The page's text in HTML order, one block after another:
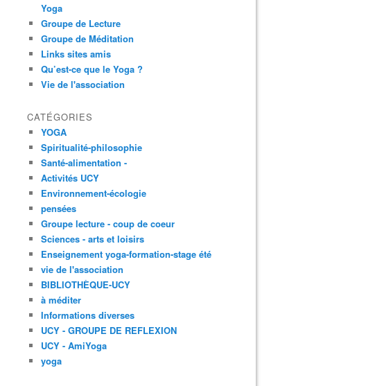
Yoga
Groupe de Lecture
Groupe de Méditation
Links sites amis
Qu’est-ce que le Yoga ?
Vie de l'association
CATÉGORIES
YOGA
Spiritualité-philosophie
Santé-alimentation -
Activités UCY
Environnement-écologie
pensées
Groupe lecture - coup de coeur
Sciences - arts et loisirs
Enseignement yoga-formation-stage été
vie de l'association
BIBLIOTHÈQUE-UCY
à méditer
Informations diverses
UCY - GROUPE DE REFLEXION
UCY - AmiYoga
yoga